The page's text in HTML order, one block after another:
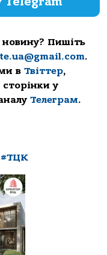
Пишіть
.
в Твіттер,
у
Телеграм.
#ТЦК